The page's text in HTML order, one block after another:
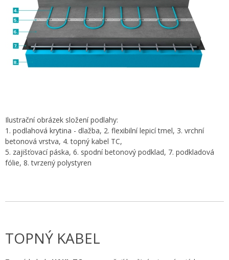
Ilustrační obrázek složení podlahy:
1. podlahová krytina - dlažba, 2. flexibilní lepicí tmel, 3. vrchní
betonová vrstva, 4. topný kabel TC,
5. zajišťovací páska, 6. spodní betonový podklad, 7. podkladová
fólie, 8. tvrzený polystyren
TOPNÝ KABEL